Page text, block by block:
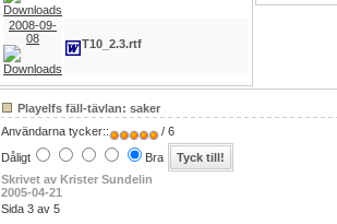
2008-09-
08
T10_2.3.rtf
Playelfs fäll-tävlan: saker
Användarna tycker::
/ 6
Dåligt
Bra
Skrivet av Krister Sundelin
2005-04-21
Sida 3 av 5